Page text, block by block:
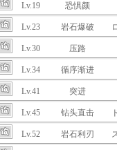
Lv.19 恐惧颜
Lv.23 岩石爆破
Lv.30 压路
Lv.34 循序渐进
Lv.41 突进
Lv.45 钻头直击
Lv.52 岩石利刃